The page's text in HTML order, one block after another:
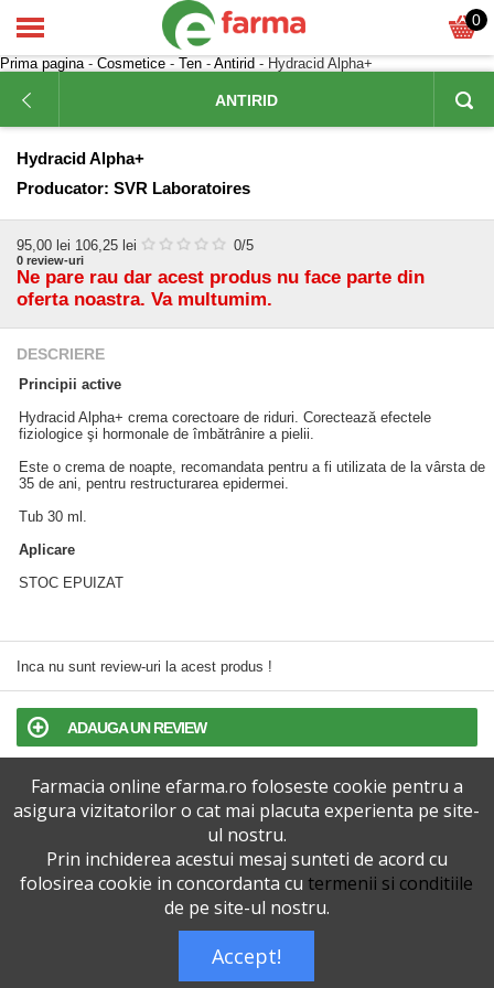
0
Prima pagina- Cosmetice - Ten - Antirid - Hydracid Alpha+
ANTIRID
Hydracid Alpha+
Producator: SVR Laboratoires
95,00 lei 106,25 lei 0/5
0 review-uri
Ne pare rau dar acest produs nu face parte din
oferta noastra. Va multumim.
DESCRIERE
Principii active
Hydracid Alpha+ crema corectoare de riduri. Corectează efectele
fiziologice şi hormonale de îmbătrânire a pielii.
Este o crema de noapte, recomandata pentru a fi utilizata de la vârsta de
35 de ani, pentru restructurarea epidermei.
Tub 30 ml.
Aplicare
STOC EPUIZAT
Inca nu sunt review-uri la acest produs !
ADAUGA UN REVIEW
TERMENI SI CONDITII
POLITICA DE CONFIDENTIALITATE
VERSIUNEA DESKTOP
Farmacia online efarma.ro foloseste cookie pentru a
asigura vizitatorilor o cat mai placuta experienta pe site-
ul nostru.
Prin inchiderea acestui mesaj sunteti de acord cu
folosirea cookie in concordanta cu termenii si conditiile
de pe site-ul nostru.
Accept!